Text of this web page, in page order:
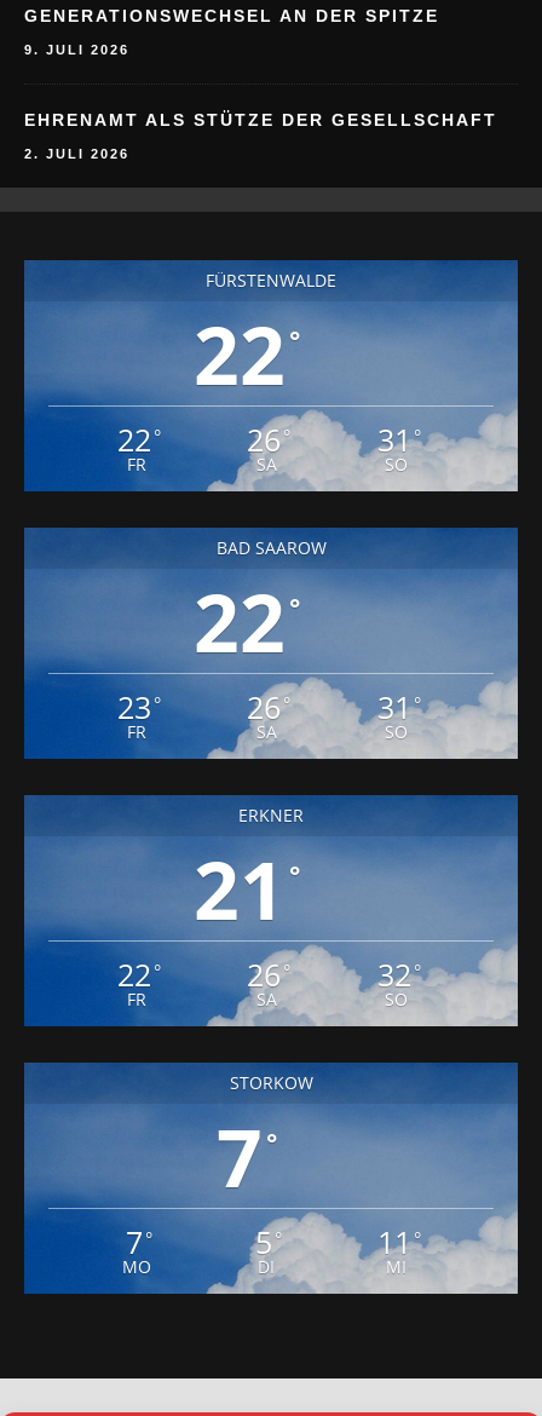
GENERATIONSWECHSEL AN DER SPITZE
9. JULI 2026
EHRENAMT ALS STÜTZE DER GESELLSCHAFT
2. JULI 2026
FÜRSTENWALDE
22 °
22 °
FR
26°
SA
31°
SO
BAD SAAROW
22 °
23 °
FR
26°
SA
31°
SO
ERKNER
21 °
22 °
FR
26°
SA
32°
SO
STORKOW
7°
7 °
MO
5°
DI
11°
MI